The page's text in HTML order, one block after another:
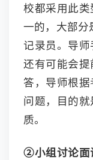
校都采用此
一的，大部分
记录员。导师
还有可能会
答，导师根
问题，目的
质。
②小组讨论面